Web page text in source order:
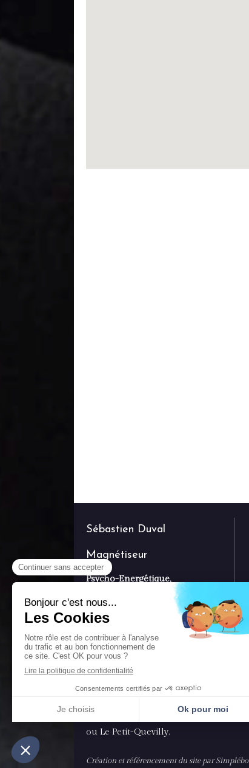
Sébastien Duval
Magnétiseur
Psycho-Energétique,
lithothérapie, méditation,
chamanisme et encore
radiesthésie
Cabinet facilement accessible
depuis Le Houlme, Rouen,
Malaunay, Notre-Dame-de-
Bondeville, Montville,
Mont-Saint-Aignan, Barentin,
Pavilly, Canteleu, Bihorel
ou Le Petit-Quevilly.
Création et référencement du site par Simplébo